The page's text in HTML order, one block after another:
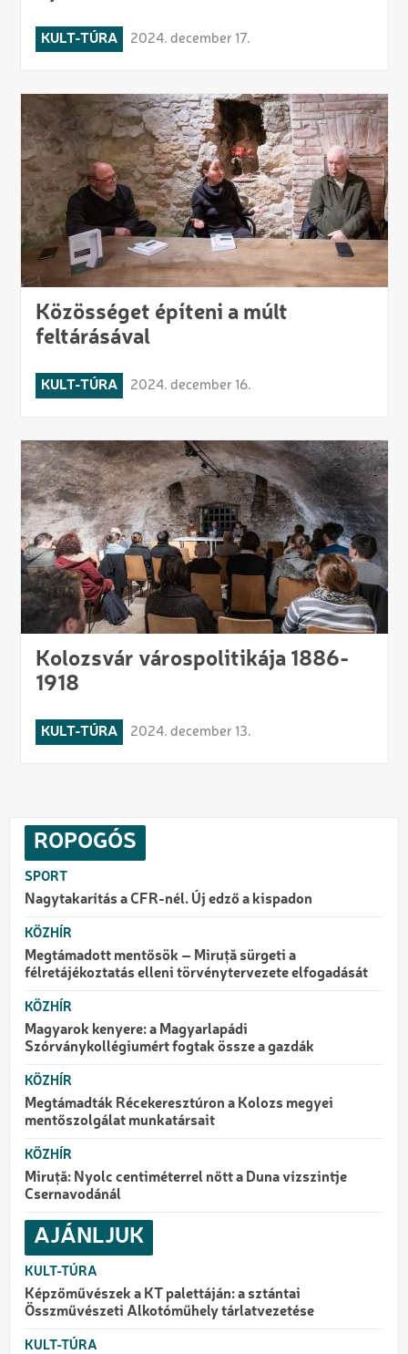
KULT-TÚRA 2024. december 17.
Közösséget építeni a múlt
feltárásával
KULT-TÚRA 2024. december 16.
Kolozsvár várospolitikája 1886-
1918
KULT-TÚRA 2024. december 13.
ROPOGÓS
SPORT
Nagytakarítás a CFR-nél. Új edző a kispadon
KÖZHÍR
Megtámadott mentősök – Miruță sürgeti a
félretájékoztatás elleni törvénytervezete elfogadását
KÖZHÍR
Magyarok kenyere: a Magyarlapádi
Szórványkollégiumért fogtak össze a gazdák
KÖZHÍR
Megtámadták Récekeresztúron a Kolozs megyei
mentőszolgálat munkatársait
KÖZHÍR
Miruță: Nyolc centiméterrel nőtt a Duna vízszintje
Csernavodánál
AJÁNLJUK
KULT-TÚRA
Képzőművészek a KT palettáján: a sztántai
Összművészeti Alkotóműhely tárlatvezetése
KULT-TÚRA